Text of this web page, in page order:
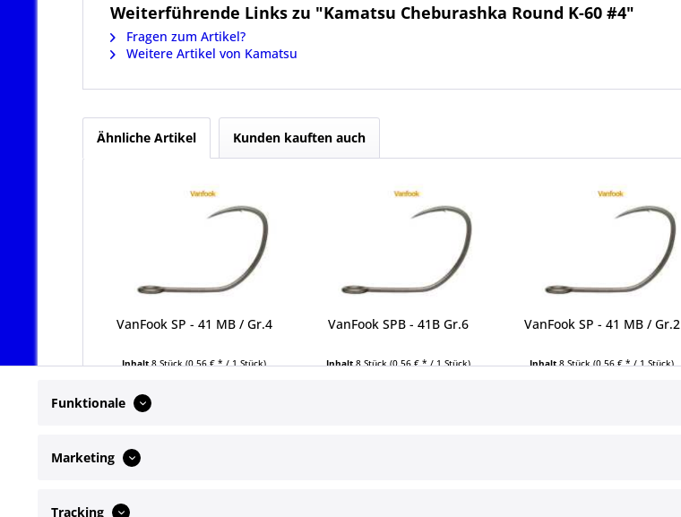
Weiterführende Links zu "Kamatsu Cheburashka Round K-60 #4"
Fragen zum Artikel?
Weitere Artikel von Kamatsu
Ähnliche Artikel Kunden kauften auch
VanFook SP - 41 MB / Gr.4
Inhalt8 Stück(0,56 € * / 1 Stück)
VanFook SPB - 41B Gr.6
Inhalt8 Stück(0,56 € * / 1 Stück)
VanFook SP - 41 MB / Gr.2
Inhalt8 Stück(0,56 € * / 1 Stück)
Funktionale
Marketing
Tracking